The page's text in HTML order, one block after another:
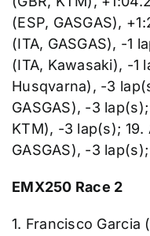
(ESP, GASGAS),
(ITA, GASGAS), -1
(ITA, Kawasaki), -1
Husqvarna), -3
GASGAS), -3
KTM), -3 lap(s); 19.
GASGAS), -3 lap(s);
EMX250 Race 2
1. Francisco Garcia